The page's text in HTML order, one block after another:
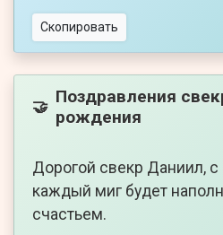
Скопировать
🤝 Поздравления
рождения
Дорогой свекр Даниил, с
каждый миг будет
счастьем.